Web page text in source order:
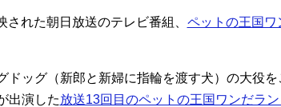
された朝日放送のテレビ番組、 ペットの王国ワ
ドッグ（新郎と新婦に指輪を渡す犬）の大役を
出演した放送13回目のペットの王国ワンだラ